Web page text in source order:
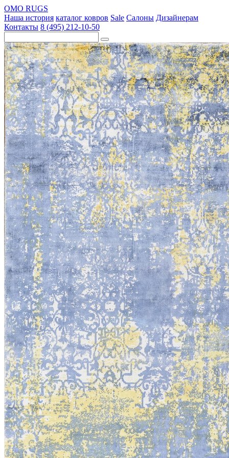
OMO RUGS
Наша история каталог ковров Sale Салоны Дизайнерам
Контакты 8 (495) 212-10-50